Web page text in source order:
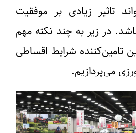
تاثیر زیادی بر موفقیت
در زیر به چند نکته مهم
تامین‌کننده شرایط اقساطی
می‌پردازیم.